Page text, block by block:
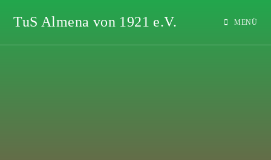
TuS Almena von 1921 e.V. MENÜ